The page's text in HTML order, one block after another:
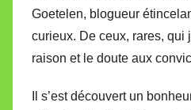
t
e
Goetelen, blogueur
curieux. De ceux, rares,
raison et le doute aux
Il s’est découvert un